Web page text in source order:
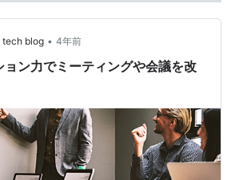
tech blog • 4年前
ョン力でミーティングや会議を改